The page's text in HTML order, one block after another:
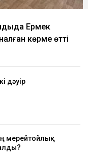
Ермек
көрме өтті
дәуір
мерейтойлық